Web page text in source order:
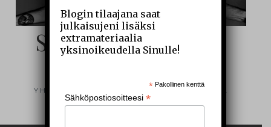
SIELUNI SILMIN –
YHDEN MIEHEN ARKEA JA ÄÄRIRAJOJA
Blogin tilaajana saat
julkaisujeni lisäksi
extramateriaalia
yksinoikeudella Sinulle!
* Pakollinen kenttä
Sähköpostiosoitteesi*